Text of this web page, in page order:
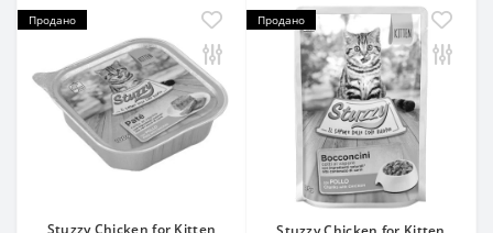
Продано
Stuzzy Chicken for Kitten
Продано